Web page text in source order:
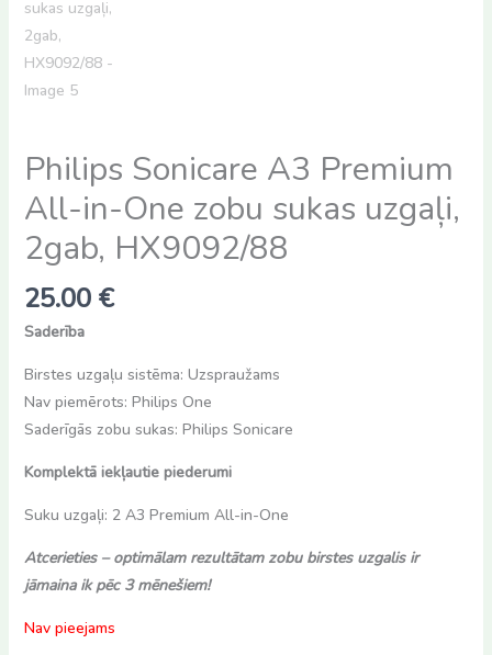
Philips Sonicare A3 Premium
All-in-One zobu sukas uzgaļi,
2gab, HX9092/88
25.00 €
Saderība
Birstes uzgaļu sistēma: Uzspraužams
Nav piemērots: Philips One
Saderīgās zobu sukas: Philips Sonicare
Komplektā iekļautie piederumi
Suku uzgaļi: 2 A3 Premium All-in-One
Atcerieties – optimālam rezultātam zobu birstes uzgalis ir
jāmaina ik pēc 3 mēnešiem!
Nav pieejams